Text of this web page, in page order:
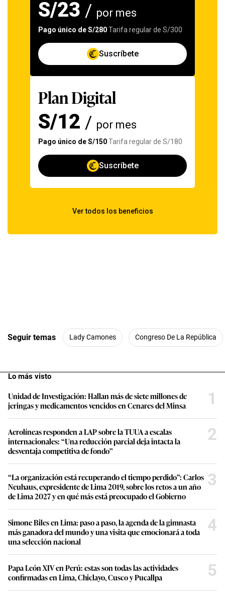
Seguir temas Lady Camones Congreso De La República
Lo más visto
Unidad de Investigación: Hallan más de siete millones de
jeringas y medicamentos vencidos en Cenares del Minsa
1
Aerolíneas responden a LAP sobre la TUUA a escalas
internacionales: “Una reducción parcial deja intacta la
desventaja competitiva de fondo”
2
“La organización está recuperando el tiempo perdido”: Carlos
Neuhaus, expresidente de Lima 2019, sobre los retos a un año
de Lima 2027 y en qué más está preocupado el Gobierno
3
Simone Biles en Lima: paso a paso, la agenda de la gimnasta
más ganadora del mundo y una visita que emocionará a toda
una selección nacional
4
Papa León XIV en Perú: estas son todas las actividades
confirmadas en Lima, Chiclayo, Cusco y Pucallpa
5